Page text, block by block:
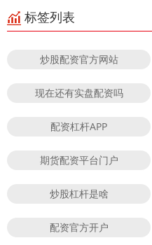
标签列表
炒股配资官方网站
现在还有实盘配资吗
配资杠杆APP
期货配资平台门户
炒股杠杆是啥
配资官方开户